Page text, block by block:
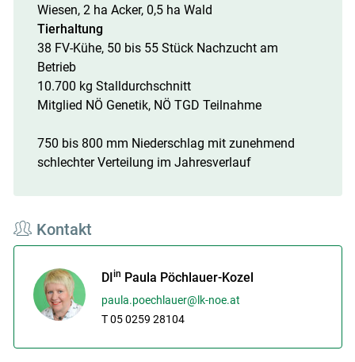
Wiesen, 2 ha Acker, 0,5 ha Wald
Tierhaltung
38 FV-Kühe, 50 bis 55 Stück Nachzucht am
Betrieb
10.700 kg Stalldurchschnitt
Mitglied NÖ Genetik, NÖ TGD Teilnahme
750 bis 800 mm Niederschlag mit zunehmend
schlechter Verteilung im Jahresverlauf
Kontakt
DI in Paula Pöchlauer-Kozel
paula.poechlauer@lk-noe.at
T 05 0259 28104